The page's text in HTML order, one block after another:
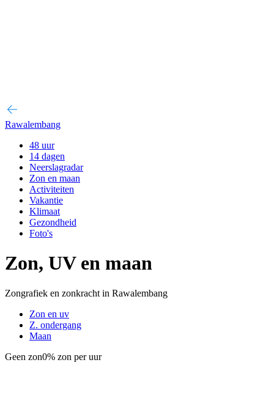
Rawalembang
48 uur
14 dagen
Neerslagradar
Zon en maan
Activiteiten
Vakantie
Klimaat
Gezondheid
Foto's
Zon, UV en maan
Zongrafiek en zonkracht in Rawalembang
Zon en uv
Z. ondergang
Maan
Geen zon0% zon per uur